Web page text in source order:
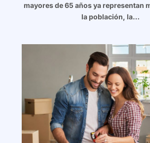
mayores de 65 años ya representan
la población, la…